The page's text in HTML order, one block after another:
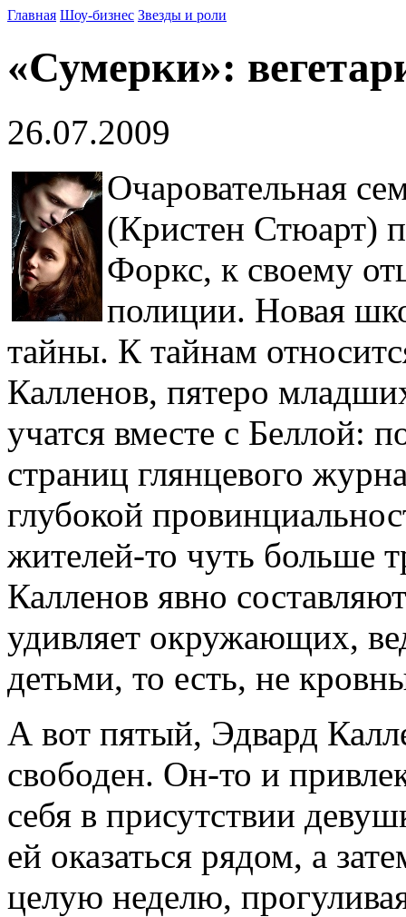
Главная Шоу-бизнес Звезды и роли
«Сумерки»:
26.07.2009
Очаровательная
(Кристен Стюарт)
Форкс, к своему
полиции. Новая
тайны. К тайнам
Калленов, пятеро
учатся вместе с Беллой:
страниц глянцевого
глубокой
жителей-то чуть больше
Калленов явно
удивляет окружающих,
детьми, то есть, не
А вот пятый, Эдвард
свободен. Он-то и
себя в присутствии
ей оказаться рядом, а
целую неделю,